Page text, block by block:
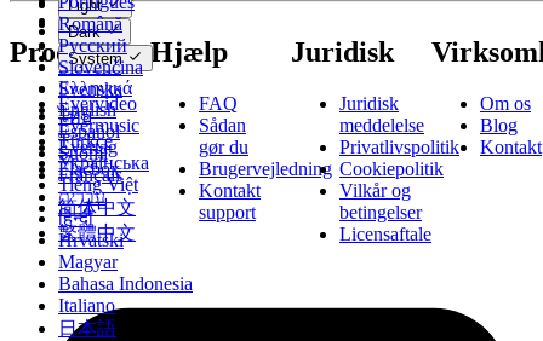
Română
Русский
Slovenčina
Svenska
ไทย
Türkçe
Українська
Tiếng Việt
简体中文
繁體中文
Čeština
Dansk
Deutsch
Ελληνικά
English
Español
Suomi
Français
עברית
हिन्दी
Hrvatski
Magyar
Bahasa Indonesia
Italiano
日本語
Light
Dark
System
Produkter
Evervideo
Evermusic
Evertag
Flacbox
Hjælp
FAQ
Sådan
gør du
Brugervejledning
Kontakt
support
Juridisk
Juridisk
meddelelse
Privatlivspolitik
Cookiepolitik
Vilkår og
betingelser
Licensaftale
Om os
Blog
Kontakt